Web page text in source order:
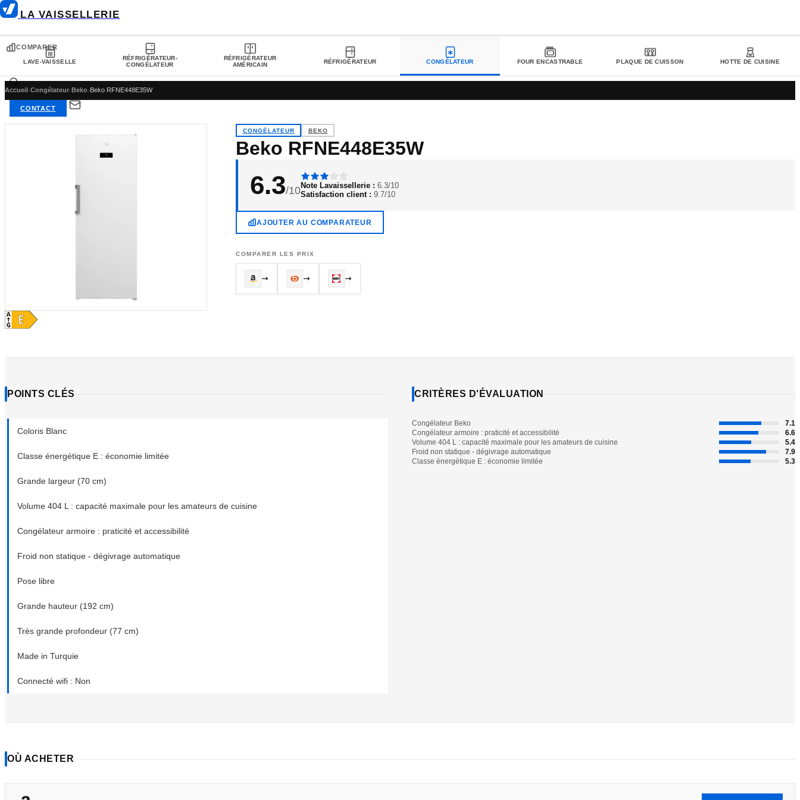
LA VAISSELLERIE
COMPARER
CONTACT
LAVE-VAISSELLE
RÉFRIGÉRATEUR-
CONGÉLATEUR
RÉFRIGÉRATEUR
AMÉRICAIN
RÉFRIGÉRATEUR CONGÉLATEUR FOUR ENCASTRABLE PLAQUE DE CUISSON HOTTE DE CUISINE
Accueil›Congélateur›Beko›Beko RFNE448E35W
CONGÉLATEUR BEKO
Beko RFNE448E35W
6.3/10Note Lavaissellerie : 6.3/10
Satisfaction client : 9.7/10
AJOUTER AU COMPARATEUR
COMPARER LES PRIX
POINTS CLÉS
Coloris Blanc
Classe énergétique E : économie limitée
Grande largeur (70 cm)
Volume 404 L : capacité maximale pour les amateurs de cuisine
Congélateur armoire : praticité et accessibilité
Froid non statique - dégivrage automatique
Pose libre
Grande hauteur (192 cm)
Très grande profondeur (77 cm)
Made in Turquie
Connecté wifi : Non
CRITÈRES D'ÉVALUATION
Congélateur Beko
7.1
Congélateur armoire : praticité et accessibilité
6.6
Volume 404 L : capacité maximale pour les amateurs de cuisine
5.4
Froid non statique - dégivrage automatique
7.9
Classe énergétique E : économie limitée
5.3
OÙ ACHETER